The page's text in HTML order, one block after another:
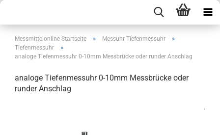
Messmittelonline Startseite » Messuhr Tiefenmessuhr »
Tiefenmessuhr »
analoge Tiefenmessuhr 0-10mm Messbrücke oder runder Anschlag
analoge Tiefenmessuhr 0-10mm Messbrücke oder
runder Anschlag
.